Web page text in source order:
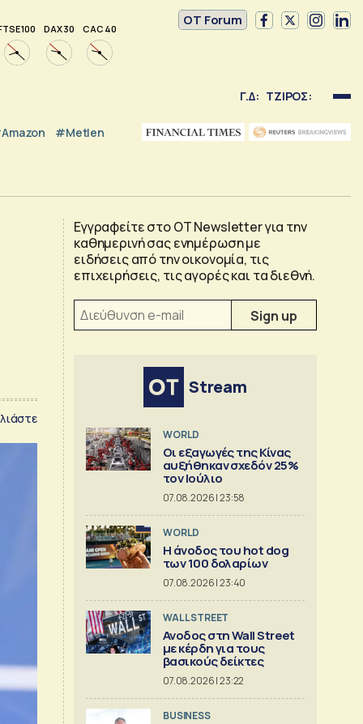
100 DAX 30 CAC 40
OT Forum
Γ.Δ: ΤΖΙΡΟΣ:
#Metlen
Εγγραφείτε στο OT Newsletter για την
καθημερινή σας ενημέρωση με
ειδήσεις από την οικονομία, τις
επιχειρήσεις, τις αγορές και τα διεθνή.
Stream
WORLD
Οι εξαγωγές της Κίνας
αυξήθηκαν σχεδόν 25%
τον Ιούλιο
07.08.2026 | 23:58
WORLD
Η άνοδος του hot dog
των 100 δολαρίων
07.08.2026 | 23:40
WALL STREET
Ανοδος στη Wall Street
με κέρδη για τους
βασικούς δείκτες
07.08.2026 | 23:22
BUSINESS